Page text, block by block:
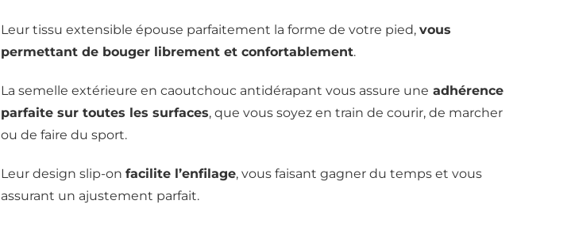
Leur tissu extensible épouse parfaitement la forme de votre pied,vous
permettant de bouger librement et confortablement.
La semelle extérieure en caoutchouc antidérapant vous assure une adhérence
parfaite sur toutes les surfaces, que vous soyez en train de courir, de marcher
ou de faire du sport.
Leur design slip-onfacilite l’enfilage, vous faisant gagner du temps et vous
assurant un ajustement parfait.